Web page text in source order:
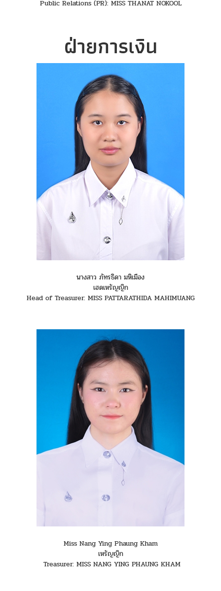
Public Relations (PR): MISS THANAT NOKOOL
ฝ่ายการเงิน
นางสาว ภัทรธิดา มหิเมือง
เฮดเหรัญญิก
Head of Treasurer: MISS PATTARATHIDA MAHIMUANG
Miss Nang Ying Phaung Kham
เหรัญญิก
Treasurer: MISS NANG YING PHAUNG KHAM